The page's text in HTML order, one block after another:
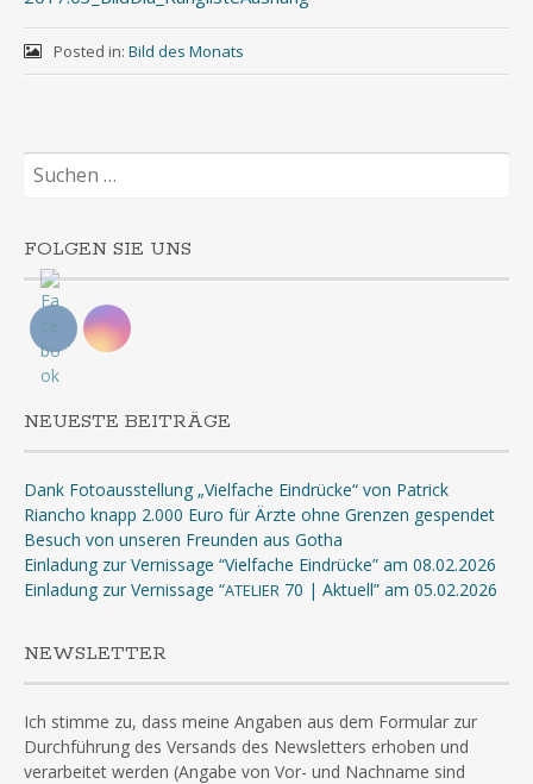
Posted in: Bild des Monats
Suchen
nach:
FOLGEN SIE UNS
NEUESTE BEITRÄGE
Dank Fotoausstellung „Vielfache Eindrücke“ von Patrick
Riancho knapp 2.000 Euro für Ärzte ohne Grenzen gespendet
Besuch von unseren Freunden aus Gotha
Einladung zur Vernissage “Vielfache Eindrücke” am 08.02.2026
Einladung zur Vernissage “ATELIER 70 | Aktuell” am 05.02.2026
NEWSLETTER
Ich stimme zu, dass meine Angaben aus dem Formular zur
Durchführung des Versands des Newsletters erhoben und
verarbeitet werden (Angabe von Vor- und Nachname sind